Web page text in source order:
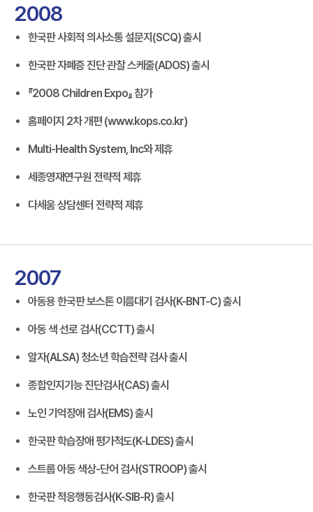
2008
한국판 사회적 의사소통 설문지(SCQ) 출시
한국판 자폐증 진단 관찰 스케줄(ADOS) 출시
『2008 Children Expo』 참가
홈페이지 2차 개편 (www.kops.co.kr)
Multi-Health System, Inc와 제휴
세종영재연구원 전략적 제휴
다세움 상담센터 전략적 제휴
2007
아동용 한국판 보스톤 이름대기 검사(K-BNT-C) 출시
아동 색 선로 검사(CCTT) 출시
알자(ALSA) 청소년 학습전략 검사 출시
종합인지기능 진단검사(CAS) 출시
노인 기억장애 검사(EMS) 출시
한국판 학습장애 평가척도(K-LDES) 출시
스트룹 아동 색상-단어 검사(STROOP) 출시
한국판 적응행동검사(K-SIB-R) 출시